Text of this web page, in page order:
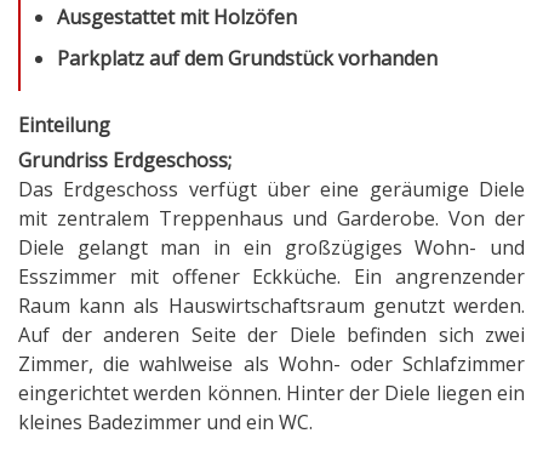
Ausgestattet mit Holzöfen
Parkplatz auf dem Grundstück vorhanden
Einteilung
Grundriss Erdgeschoss;
Das Erdgeschoss verfügt über eine geräumige Diele
mit zentralem Treppenhaus und Garderobe. Von der
Diele gelangt man in ein großzügiges Wohn- und
Esszimmer mit offener Eckküche. Ein angrenzender
Raum kann als Hauswirtschaftsraum genutzt werden.
Auf der anderen Seite der Diele befinden sich zwei
Zimmer, die wahlweise als Wohn- oder Schlafzimmer
eingerichtet werden können. Hinter der Diele liegen ein
kleines Badezimmer und ein WC.